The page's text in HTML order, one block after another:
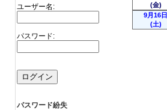
ユーザー名:
パスワード:
パスワード紛失
(金)
9月16日
(土)